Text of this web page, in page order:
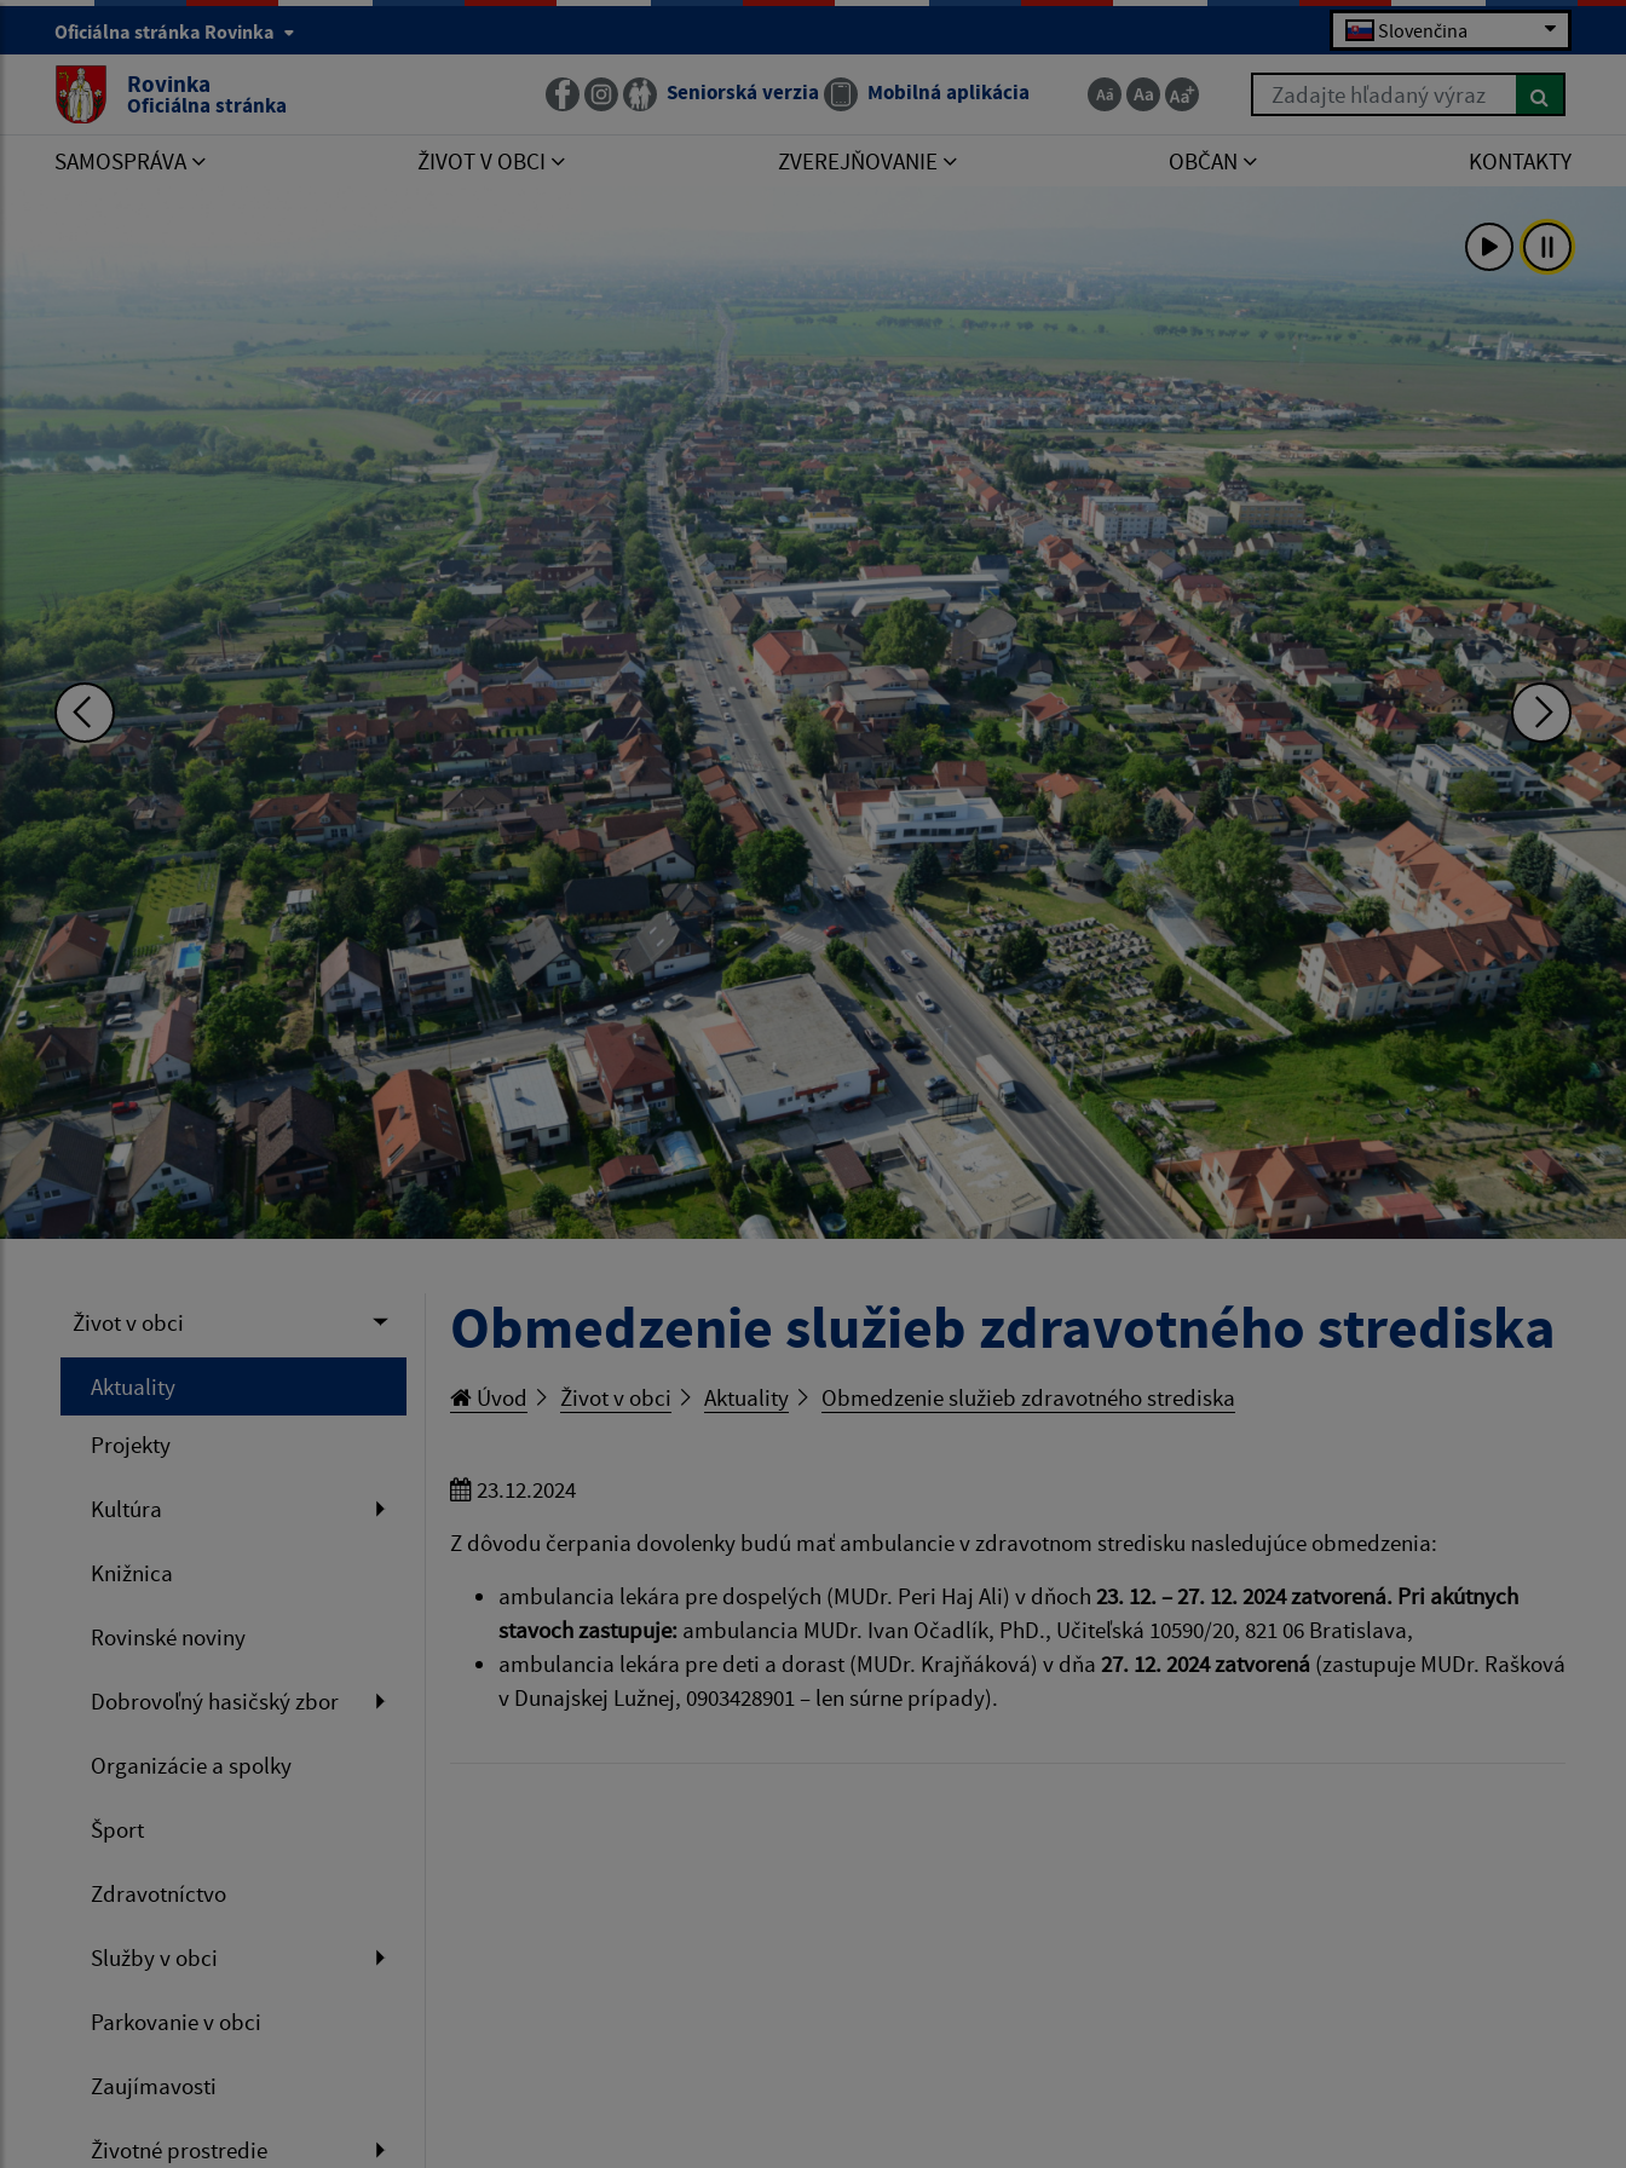
Oficiálna stránka Rovinka Slovenčina
Rovinka
Oficiálna stránka Seniorská verzia Mobilná aplikácia Zadajte hľadaný výraz
SAMOSPRÁVA ŽIVOT V OBCI ZVEREJŇOVANIE OBČAN KONTAKTY
Život v obci
Aktuality
Projekty
Kultúra
Knižnica
Rovinské noviny
Dobrovoľný hasičský zbor
Organizácie a spolky
Šport
Zdravotníctvo
Služby v obci
Parkovanie v obci
Zaujímavosti
Životné prostredie
Obmedzenie služieb zdravotného strediska
Úvod Život v obci Aktuality Obmedzenie služieb zdravotného strediska
23.12.2024
Z dôvodu čerpania dovolenky budú mať ambulancie v zdravotnom stredisku nasledujúce obmedzenia:
ambulancia lekára pre dospelých (MUDr. Peri Haj Ali) v dňoch 23. 12. – 27. 12. 2024 zatvorená. Pri akútnych
stavoch zastupuje: ambulancia MUDr. Ivan Očadlík, PhD., Učiteľská 10590/20, 821 06 Bratislava,
ambulancia lekára pre deti a dorast (MUDr. Krajňáková) v dňa 27. 12. 2024 zatvorená (zastupuje MUDr. Rašková
v Dunajskej Lužnej, 0903428901 – len súrne prípady).